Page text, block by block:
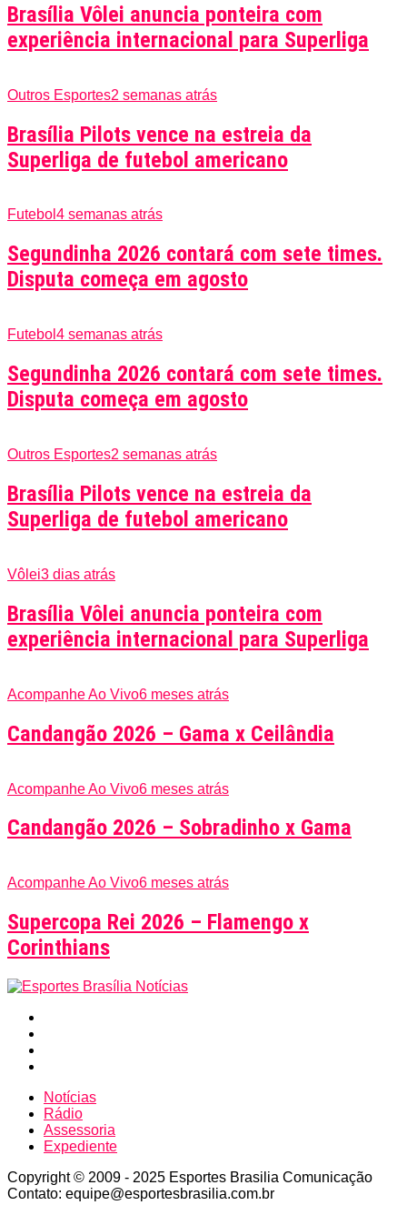
Brasília Vôlei anuncia ponteira com
experiência internacional para Superliga
Outros Esportes2 semanas atrás
Brasília Pilots vence na estreia da
Superliga de futebol americano
Futebol 4 semanas atrás
Segundinha 2026 contará com sete times.
Disputa começa em agosto
Futebol 4 semanas atrás
Segundinha 2026 contará com sete times.
Disputa começa em agosto
Outros Esportes2 semanas atrás
Brasília Pilots vence na estreia da
Superliga de futebol americano
Vôlei3 dias atrás
Brasília Vôlei anuncia ponteira com
experiência internacional para Superliga
Acompanhe Ao Vivo6 meses atrás
Candangão 2026 – Gama x Ceilândia
Acompanhe Ao Vivo6 meses atrás
Candangão 2026 – Sobradinho x Gama
Acompanhe Ao Vivo6 meses atrás
Supercopa Rei 2026 – Flamengo x
Corinthians
Notícias
Rádio
Assessoria
Expediente
Copyright © 2009 - 2025 Esportes Brasilia Comunicação
Contato: equipe@esportesbrasilia.com.br